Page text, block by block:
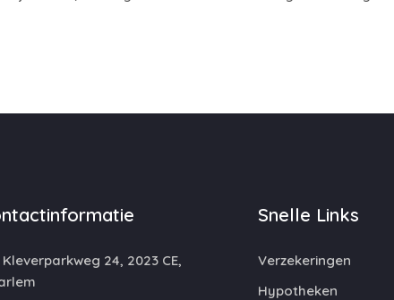
Kleverparkweg 24, 2023 CE,
Snelle Links
Verzekeringen
Hypotheken